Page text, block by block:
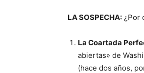
LA SOSPECHA: ¿Por
La Coartada
abiertas» de
(hace dos años,